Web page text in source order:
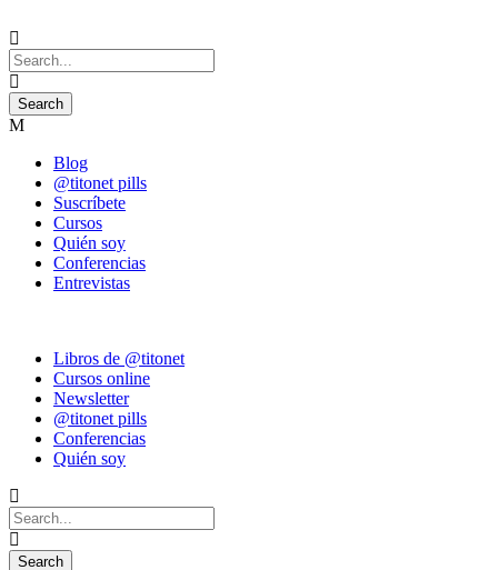
Blog
@titonet pills
Suscríbete
Cursos
Quién soy
Conferencias
Entrevistas
Libros de @titonet
Cursos online
Newsletter
@titonet pills
Conferencias
Quién soy